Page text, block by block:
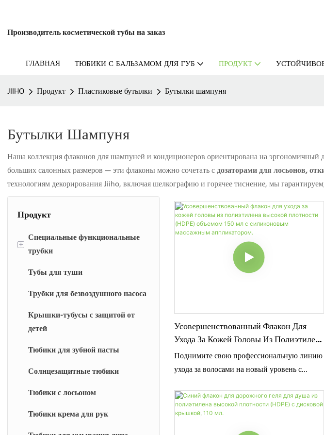
Производитель косметической тубы на заказ
ГЛАВНАЯ ТЮБИКИ С БАЛЬЗАМОМ ДЛЯ ГУБ ПРОДУКТ
JIIHO Продукт Пластиковые бутылки Бутылки шампуня
Бутылки Шампуня
Наша коллекция флаконов для шампуней и кондиционеров ориентирована на
больших салонных размеров — эти флаконы можно сочетать сдозаторами для лосьонов,
технологиям декорирования Jiiho, включая шелкографию и горячее тиснение, мы
Продукт
+ Специальные функциональные
трубки
Специальные тубы-аппликаторы
Фасонные уплотнительные
Трубки-капельницы
Тубы для туши
Трубки для безвоздушного насоса
Крышки-тубусы с защитой от
детей
Тюбики для зубной пасты
Солнцезащитные тюбики
Тюбики с лосьоном
Тюбики крема для рук
Усовершенствованный Флакон Для
Ухода За Кожей Головы Из Полиэтилена
Высокой Плотности (HDPE) Объемом
150 Мл С Силиконовым Массажным
Поднимите свою профессиональную линию
ухода за волосами на новый уровень с
объемом 150 мл из полиэтилена высокой
плотности (HDPE). Благодаря специальной